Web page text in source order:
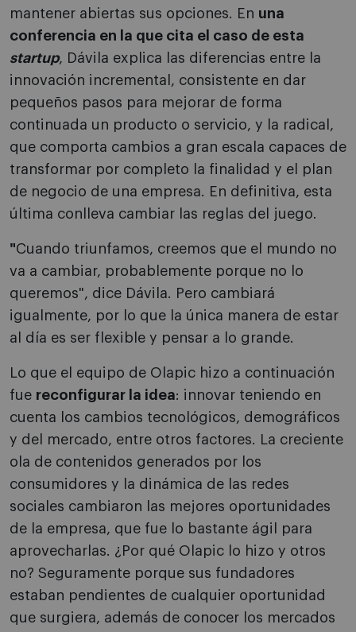
mantener abiertas sus opciones. En una
conferencia en la que cita el caso de esta
startup, Dávila explica las diferencias entre la
innovación incremental, consistente en dar
pequeños pasos para mejorar de forma
continuada un producto o servicio, y la radical,
que comporta cambios a gran escala capaces de
transformar por completo la finalidad y el plan
de negocio de una empresa. En definitiva, esta
última conlleva cambiar las reglas del juego.
"Cuando triunfamos, creemos que el mundo no
va a cambiar, probablemente porque no lo
queremos", dice Dávila. Pero cambiará
igualmente, por lo que la única manera de estar
al día es ser flexible y pensar a lo grande.
Lo que el equipo de Olapic hizo a continuación
fue reconfigurar la idea: innovar teniendo en
cuenta los cambios tecnológicos, demográficos
y del mercado, entre otros factores. La creciente
ola de contenidos generados por los
consumidores y la dinámica de las redes
sociales cambiaron las mejores oportunidades
de la empresa, que fue lo bastante ágil para
aprovecharlas. ¿Por qué Olapic lo hizo y otros
no? Seguramente porque sus fundadores
estaban pendientes de cualquier oportunidad
que surgiera, además de conocer los mercados